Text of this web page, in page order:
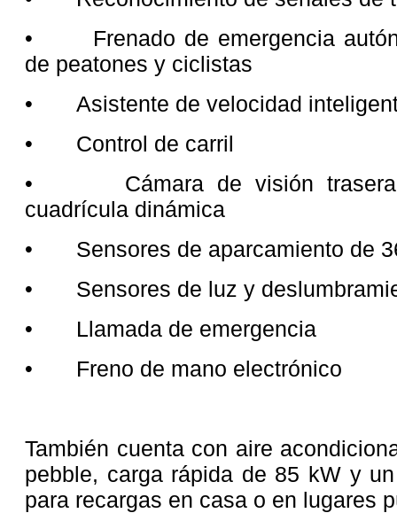
• Frenado de emergencia
de peatones y ciclistas
• Asistente de velocidad
• Control de carril
• Cámara de visión trasera
cuadrícula dinámica
• Sensores de aparcamiento de
• Sensores de luz y
• Llamada de emergencia
• Freno de mano electrónico
También cuenta con aire
pebble, carga rápida de 85 kW y
para recargas en casa o en lugares